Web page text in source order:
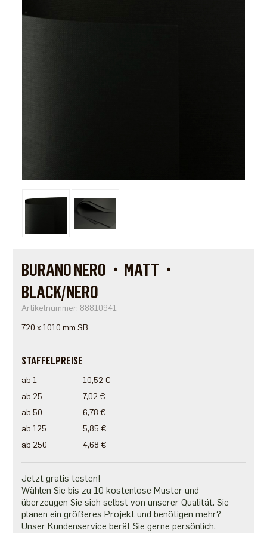
BURANO NERO・MATT・
BLACK/NERO
Artikelnummer: 88810941
720 x 1010 mm SB
STAFFELPREISE
ab 1
10,52 €
ab 25
7,02 €
ab 50
6,78 €
ab 125
5,85 €
ab 250
4,68 €
Jetzt gratis testen!
Wählen Sie bis zu 10 kostenlose Muster und
überzeugen Sie sich selbst von unserer Qualität. Sie
planen ein größeres Projekt und benötigen mehr?
Unser Kundenservice berät Sie gerne persönlich.